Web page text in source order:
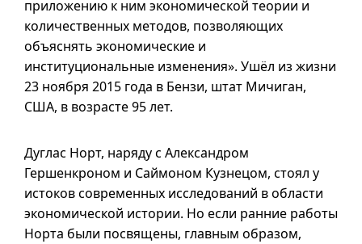
приложению к ним экономической теории и
количественных методов, позволяющих
объяснять экономические и
институциональные изменения». Ушёл из жизни
23 ноября 2015 года в Бензи, штат Мичиган,
США, в возрасте 95 лет.
Дуглас Норт, наряду с Александром
Гершенкроном и Саймоном Кузнецом, стоял у
истоков современных исследований в области
экономической истории. Но если ранние работы
Норта были посвящены, главным образом,